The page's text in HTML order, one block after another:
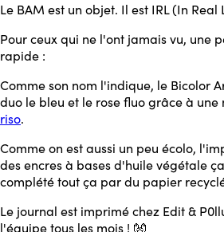
Le BAM est un objet. Il est IRL (In
Pour ceux qui ne l'ont jamais vu, une
rapide :
Comme son nom l'indique, le Bicolor
duo le bleu et le rose fluo grâce à
riso.
Comme on est aussi un peu écolo,
des encres à bases d'huile végétale
complété tout ça par du papier
Le journal est imprimé chez Edit &
l'équipe tous les mois ! 👐